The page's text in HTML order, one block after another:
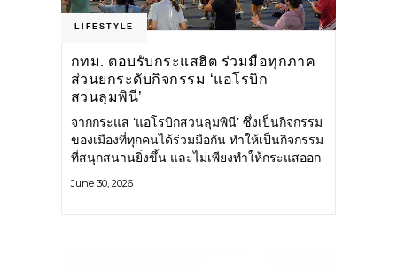
LIFESTYLE
กทม. ตอบรับกระแสฮิต ร่วมมือทุกภาค
ส่วนยกระดับกิจกรรม ‘แอโรบิก
สวนลุมพินี’
จากกระแส ‘แอโรบิกสวนลุมพินี’ ซึ่งเป็นกิจกรรม
ของเมืองที่ทุกคนได้ร่วมมือกัน ทำให้เป็นกิจกรรม
ที่สนุกสนานยิ่งขึ้น และไม่เพียงทำให้กระแสออก
กระจายไปยังหลายพื้นที่ของประเทศที่อยากออก
June 30, 2026